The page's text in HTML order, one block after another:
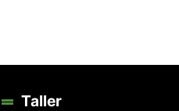
Taller